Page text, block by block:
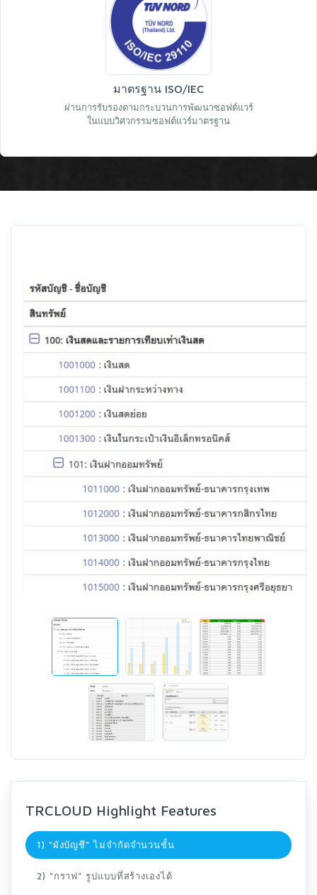
มาตรฐาน ISO/IEC
ผ่านการรับรองตามกระบวนการพัฒนาซอฟต์แวร์
ในแบบวิศวกรรมซอฟต์แวร์มาตรฐาน
TRCLOUD Highlight Features
1) "ผังบัญชี" ไม่จำกัดจำนวนชั้น
2) "กราฟ" รูปแบบที่สร้างเองได้